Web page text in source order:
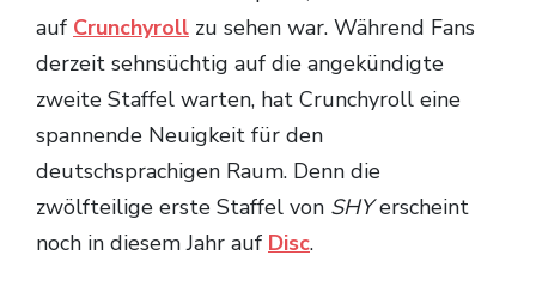
auf Crunchyroll zu sehen war. Während Fans
derzeit sehnsüchtig auf die angekündigte
zweite Staffel warten, hat Crunchyroll eine
spannende Neuigkeit für den
deutschsprachigen Raum. Denn die
zwölfteilige erste Staffel von SHYerscheint
noch in diesem Jahr auf Disc.